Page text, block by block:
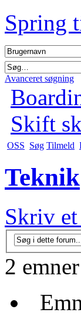
Spring
Avanceret søgning
Skift
OSS Søg Tilmeld
Teknik
Skriv
2